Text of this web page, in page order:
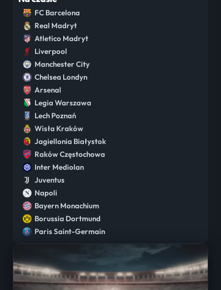
FC Barcelona
Real Madryt
Atletico Madryt
Liverpool
Manchester City
Chelsea Londyn
Arsenal
Legia Warszawa
Lech Poznań
Wisła Kraków
Jagiellonia Białystok
Raków Częstochowa
Inter Mediolan
Juventus
Napoli
Bayern Monachium
Borussia Dortmund
Paris Saint-Germain